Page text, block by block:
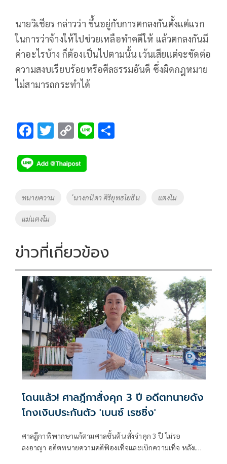
นายวิเชียร กล่าวว่า ขึ้นอยู่กับการตกลงกันตั้งแต่แรก
ในการว่าจ้างให้ไปช่วยเหลือทำคดีให้ แล้วตกลงกันมี
ค่าอะไรบ้าง ก็ต้องเป็นไปตามนั้น เว้นเสียแต่จะขัดต่อ
ความสงบเรียบร้อยหรือศีลธรรมอันดี ซึ่งผิดกฎหมาย
ไม่สามารถกระทำได้
F
e
b
o
o
k
T
tt
er
C
p
y
Li
Li
Tags
ทนายความ ่นางภนิดา ศิริยุทธโยธิน แตงโม
แม่แตงโม
ข่าวที่เกี่ยวข้อง
โดนแล้ว! ศาลฎีกาสั่งคุก 3 ปี อดีตทนายดัง
โกงเงินประกันตัว 'เบนซ์ เรซซิ่ง'
ศาลฎีกาพิพากษาแก้ตามศาลชั้นต้น สั่งจำคุก 3 ปี ไม่รอ
ลงอาญา อดีตทนายความคดีฟ้องเท็จและเบิกความเท็จ หลังเคย